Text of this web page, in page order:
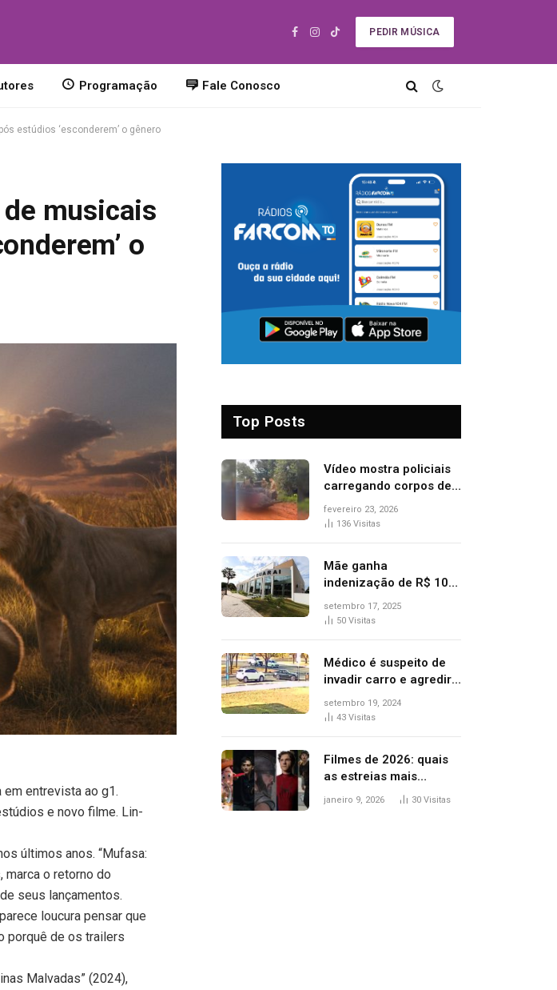
Facebook
Instagram
TikTok
PEDIR MÚSICA
Programação Fale Conosco
estúdios ‘esconderem’ o gênero
de musicais
o
em entrevista ao g1.
e novo filme. Lin-
últimos anos. “Mufasa:
marca o retorno do
seus lançamentos.
loucura pensar que
porquê de os trailers
Malvadas” (2024),
Top Posts
Vídeo mostra policiais
carregando corpos de
suspeitos mortos em
confronto dentro de
fevereiro 23, 2026
136 Visitas
Mãe ganha
indenização de R$ 10
mil após comprar doce
‘zero lactose’ e filha ter
setembro 17, 2025
50 Visitas
Médico é suspeito de
invadir carro e agredir
delegado aposentado
durante confusão no
setembro 19, 2024
43 Visitas
Filmes de 2026: quais
as estreias mais
aguardadas do ano?
janeiro 9, 2026 30 Visitas